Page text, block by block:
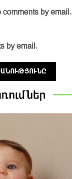
comments by email.
by email.